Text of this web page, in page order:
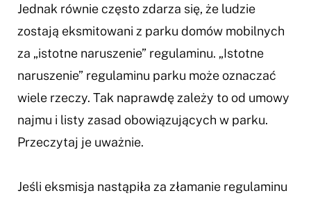
Jednak równie często zdarza się, że ludzie
zostają eksmitowani z parku domów mobilnych
za „istotne naruszenie” regulaminu. „Istotne
naruszenie” regulaminu parku może oznaczać
wiele rzeczy. Tak naprawdę zależy to od umowy
najmu i listy zasad obowiązujących w parku.
Przeczytaj je uważnie.
Jeśli eksmisja nastąpiła za złamanie regulaminu